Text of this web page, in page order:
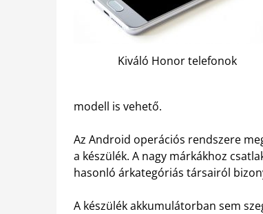
Kiváló Honor telefonok
modell is vehető.
Az Android operációs rendszere
a készülék. A nagy márkákhoz
hasonló árkategóriás társairól
A készülék akkumulátorban sem